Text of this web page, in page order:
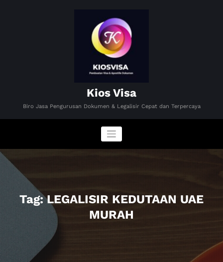
Kios Visa
Biro Jasa Pengurusan Dokumen & Legalisir Cepat dan Terpercaya
Tag: LEGALISIR KEDUTAAN UAE
MURAH